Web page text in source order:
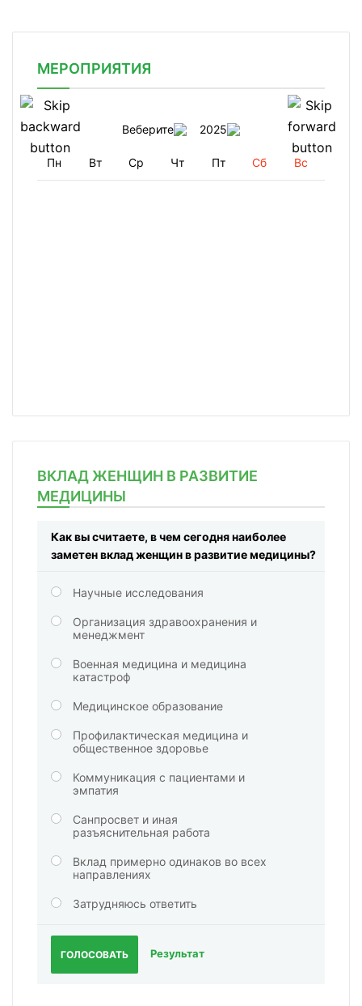
МЕРОПРИЯТИЯ
Веберите 2025
Пн Вт Ср Чт Пт Сб Вс
ВКЛАД ЖЕНЩИН В РАЗВИТИЕ
МЕДИЦИНЫ
Как вы считаете, в чем сегодня наиболее
заметен вклад женщин в развитие медицины?
Научные исследования
Организация здравоохранения и
менеджмент
Военная медицина и медицина
катастроф
Медицинское образование
Профилактическая медицина и
общественное здоровье
Коммуникация с пациентами и
эмпатия
Санпросвет и иная
разъяснительная работа
Вклад примерно одинаков во всех
направлениях
Затрудняюсь ответить
ГОЛОСОВАТЬ Результат